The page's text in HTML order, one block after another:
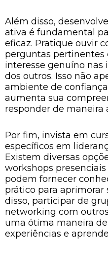
Além disso,
ativa é fundamental
eficaz. Pratique ouvir
perguntas pertinentes
interesse genuíno nas
dos outros. Isso não
ambiente de
aumenta sua
responder de maneira
Por fim, invista em
específicos em
Existem diversas
workshops
podem fornecer
prático para aprimorar
disso, participar de
networking com
uma ótima maneira
experiências e